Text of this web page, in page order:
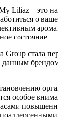
Liliaz – это
о
состояние.
Group стала
данным
особое